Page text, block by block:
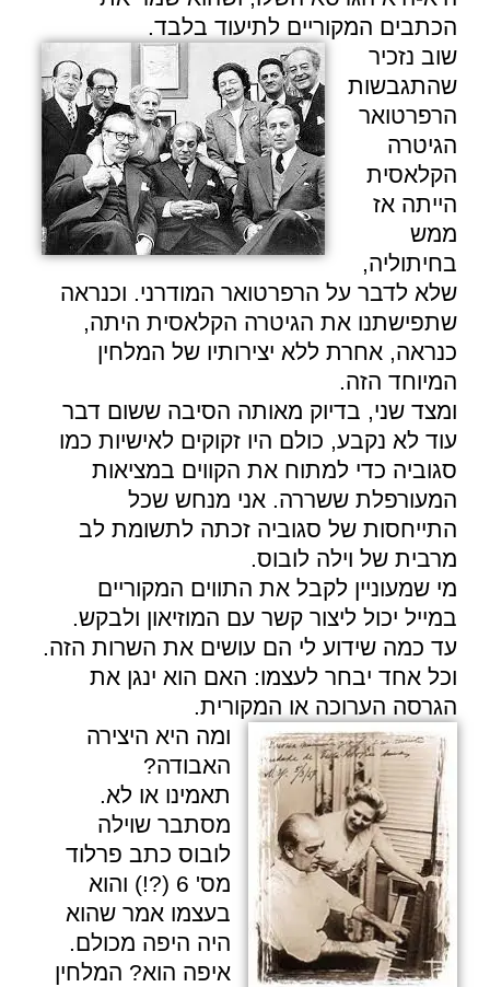
הכתבים המקוריים לתיעוד בלבד.
שוב נזכיר
שהתגבשות
הרפרטואר
הגיטרה
הקלאסית
הייתה אז
ממש
בחיתוליה,
שלא לדבר על הרפרטואר המודרני. וכנראה
שתפישתנו את הגיטרה הקלאסית היתה,
כנראה, אחרת ללא יצירותיו של המלחין
המיוחד הזה.
ומצד שני, בדיוק מאותה הסיבה ששום דבר
עוד לא נקבע, כולם היו זקוקים לאישיות כמו
סגוביה כדי למתוח את הקווים במציאות
המעורפלת ששררה. אני מנחש שכל
התייחסות של סגוביה זכתה לתשומת לב
מרבית של וילה לובוס.
מי שמעוניין לקבל את התווים המקוריים
במייל יכול ליצור קשר עם המוזיאון ולבקש.
עד כמה שידוע לי הם עושים את השרות הזה.
וכל אחד יבחר לעצמו: האם הוא ינגן את
הגרסה הערוכה או המקורית.
ומה היא היצירה
האבודה?
תאמינו או לא.
מסתבר שוילה
לובוס כתב פרלוד
מס' 6 (?!) והוא
בעצמו אמר שהוא
היה היפה מכולם.
איפה הוא? המלחין